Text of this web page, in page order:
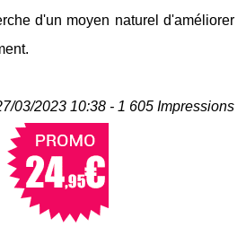
d'un moyen naturel d'améliorer
03/2023 10:38 - 1 605 Impressions